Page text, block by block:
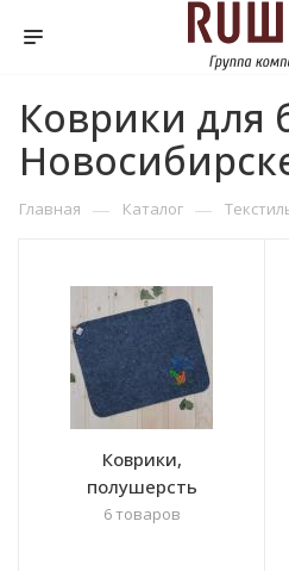
Коврики для
Главная — Каталог —
Коврики,
полушерсть
6 товаров